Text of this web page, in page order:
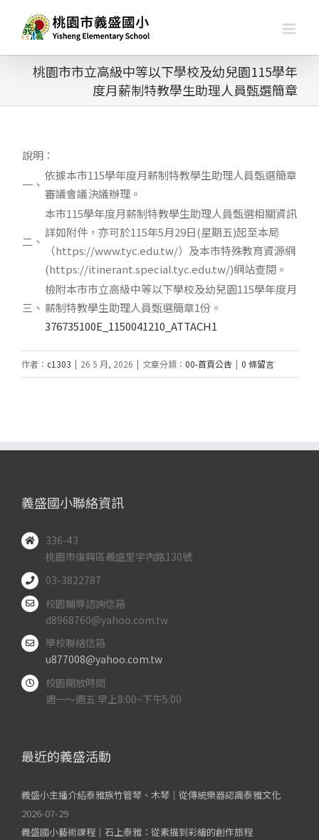
桃園市市立高級中等以下學校及幼兒園115學年
度月薪制特教學生助理人員甄選簡章
說明：
一、
依據本市115學年度月薪制特教學生助理人員甄選簡章
審議會議決議辦理。
二、
本市115學年度月薪制特教學生助理人員甄選相關資訊
詳如附件，亦可於115年5月29日(星期五)起至本局
（https://www.tyc.edu.tw/）及本市特殊教育資源網
(https://itinerant.special.tyc.edu.tw/)網站查閱。
三、
檢附本市市立高級中等以下學校及幼兒園115學年度月
薪制特教學生助理人員甄選簡章1份。
376735100E_1150041210_ATTACH1
作者： c1303 | 26 5 月, 2026 | 文章分類： 00-首頁公告 | 0 條留言
義盛國小聯絡資訊
336-43
桃園市復興區義盛里宇內路130號
03-3822787
校園輔導諮詢信箱
d8968760@yahoo.com.tw
學校聯絡信箱
u877008@yahoo.com.tw
校園開放時間
週一～週五 早上8:00~下午5:00
最近的義盛活動
義盛小主播介紹泰雅族竹管琴、木琴｜從傳統樂器認識泰雅文化
2026-07-29
義盛國小藝術課程｜石上泰雅：從素描到彩繪的創作旅程